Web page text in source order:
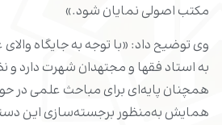
مکتب اصولی نمایان شود.»
وی توضیح داد: «با توجه به جایگاه
به استاد فقها و مجتهدان شهرت دارد و
همچنان پایه‌ای برای مباحث علمی در
همایش به‌منظور برجسته‌سازی این